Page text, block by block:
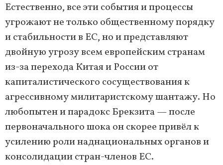
Естественно, все эти события и процессы
угрожают не только общественному порядку
и стабильности в ЕС, но и представляют
двойную угрозу всем европейским странам
из-за перехода Китая и России от
капиталистического сосуществования к
агрессивному милитаристскому шантажу. Но
любопытен и парадокс Брекзита — после
первоначального шока он скорее привёл к
усилению роли наднациональных органов и
консолидации стран-членов ЕС.